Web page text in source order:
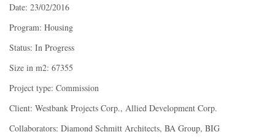
Date: 23/02/2016
Program: Housing
Status: In Progress
Size in m2: 67355
Project type: Commission
Client: Westbank Projects Corp., Allied Development Corp.
Collaborators: Diamond Schmitt Architects, BA Group, BIG